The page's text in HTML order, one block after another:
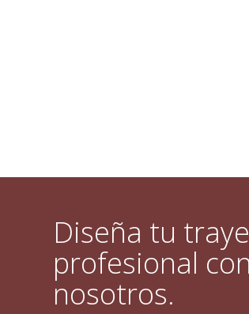
Diseña tu
profesional con
nosotros.